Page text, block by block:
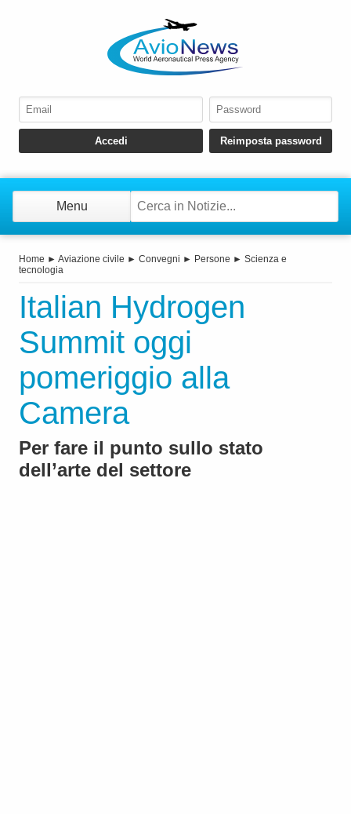
Menu
Home ► Aviazione civile ► Convegni ► Persone ► Scienza e
tecnologia
Italian Hydrogen
Summit oggi
pomeriggio alla
Camera
Per fare il punto sullo stato
dell’arte del settore